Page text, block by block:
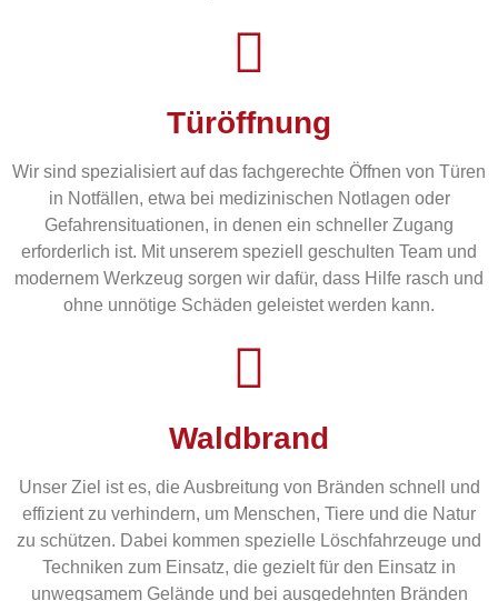
Türöffnung
Wir sind spezialisiert auf das fachgerechte Öffnen von Türen
in Notfällen, etwa bei medizinischen Notlagen oder
Gefahrensituationen, in denen ein schneller Zugang
erforderlich ist. Mit unserem speziell geschulten Team und
modernem Werkzeug sorgen wir dafür, dass Hilfe rasch und
ohne unnötige Schäden geleistet werden kann.
Waldbrand
Unser Ziel ist es, die Ausbreitung von Bränden schnell und
effizient zu verhindern, um Menschen, Tiere und die Natur
zu schützen. Dabei kommen spezielle Löschfahrzeuge und
Techniken zum Einsatz, die gezielt für den Einsatz in
unwegsamem Gelände und bei ausgedehnten Bränden